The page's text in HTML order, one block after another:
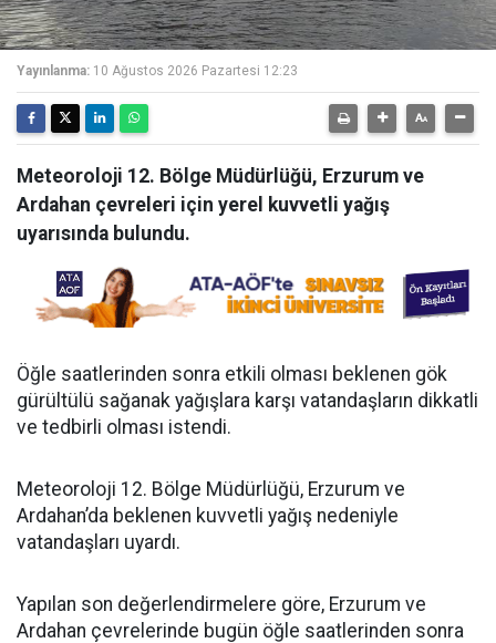
Yayınlanma: 10 Ağustos 2026 Pazartesi 12:23
Meteoroloji 12. Bölge Müdürlüğü, Erzurum ve
Ardahan çevreleri için yerel kuvvetli yağış
uyarısında bulundu.
Öğle saatlerinden sonra etkili olması beklenen gök
gürültülü sağanak yağışlara karşı vatandaşların dikkatli
ve tedbirli olması istendi.
Meteoroloji 12. Bölge Müdürlüğü, Erzurum ve
Ardahan’da beklenen kuvvetli yağış nedeniyle
vatandaşları uyardı.
Yapılan son değerlendirmelere göre, Erzurum ve
Ardahan çevrelerinde bugün öğle saatlerinden sonra